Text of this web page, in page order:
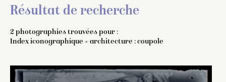
Résultat de recherche
2 photographies trouvées pour :
Index iconographique = architecture : coupole